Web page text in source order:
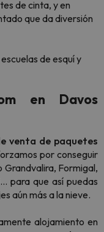
de cinta, y en
que da diversión
de esquí y
en Davos
venta de paquetes
por conseguir
Grandvalira, Formigal,
para que así puedas
aún más a la nieve.
alojamiento en